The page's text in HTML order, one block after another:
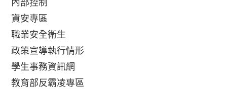
資安專區
職業安全衛生
政策宣導執行情形
學生事務資訊網
教育部反霸凌專區